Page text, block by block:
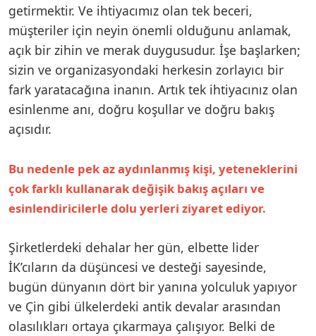
getirmektir. Ve ihtiyacımız olan tek beceri,
müşteriler için neyin önemli olduğunu anlamak,
açık bir zihin ve merak duygusudur. İşe başlarken;
sizin ve organizasyondaki herkesin zorlayıcı bir
fark yaratacağına inanın. Artık tek ihtiyacınız olan
esinlenme anı, doğru koşullar ve doğru bakış
açısıdır.
Bu nedenle pek az aydınlanmış kişi, yeteneklerini
çok farklı kullanarak değişik bakış açıları ve
esinlendiricilerle dolu yerleri ziyaret ediyor.
Şirketlerdeki dehalar her gün, elbette lider
İK’cıların da düşüncesi ve desteği sayesinde,
bugün dünyanın dört bir yanına yolculuk yapıyor
ve Çin gibi ülkelerdeki antik devalar arasından
olasılıkları ortaya çıkarmaya çalışıyor. Belki de